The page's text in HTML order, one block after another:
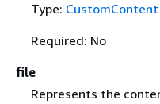
Type: CustomContent
Required: No
file
Represents the